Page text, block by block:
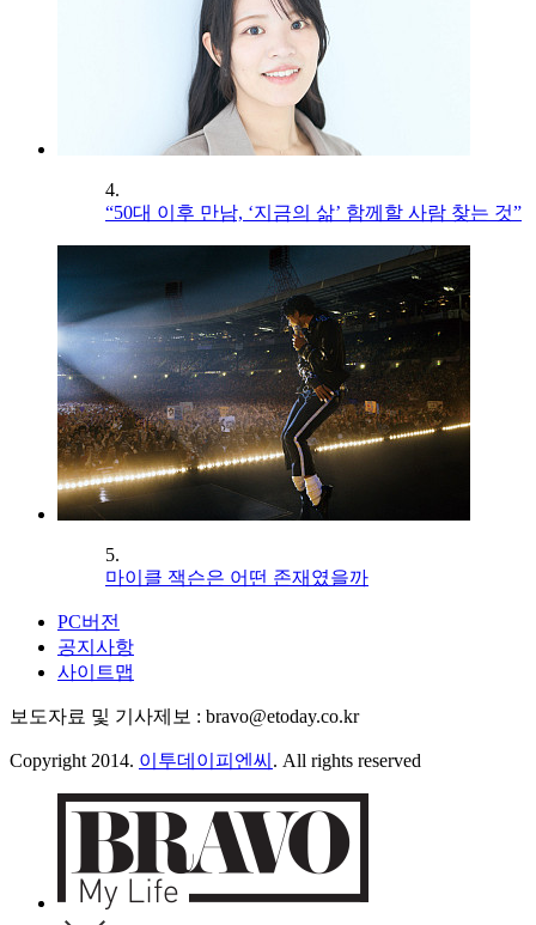
4.
“50대 이후 만남, ‘지금의 삶’ 함께할 사람 찾는 것”
5.
마이클 잭슨은 어떤 존재였을까
PC버전
공지사항
사이트맵
보도자료 및 기사제보 : bravo@etoday.co.kr
Copyright 2014. 이투데이피엔씨 . All rights reserved